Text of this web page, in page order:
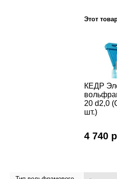
Этот
КЕДР
20 d2,0
шт.)
4 740